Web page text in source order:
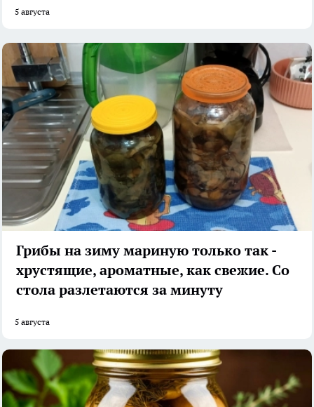
5 августа
Грибы на зиму мариную только так -
хрустящие, ароматные, как свежие. Со
стола разлетаются за минуту
5 августа